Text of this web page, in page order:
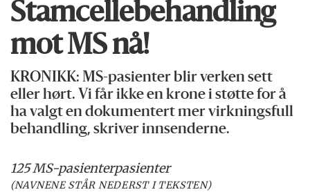
Stamcelle­­behandling
mot MS nå!
KRONIKK: MS-pasienter blir verken sett
eller hørt. Vi får ikke en krone i støtte for å
ha valgt en dokumentert mer virkningsfull
behandling, skriver innsenderne.
125 MS-pasienterpasienter
(NAVNENE STÅR NEDERST I TEKSTEN)